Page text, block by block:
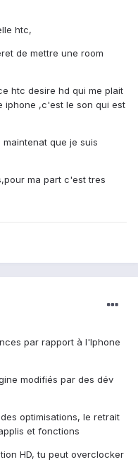
htc,
de mettre une room
htc desire hd qui me plait
iphone ,c'est le son qui est
que je suis
ma part c'est tres
par rapport à l'Iphone
modifiés par des dév
optimisations, le retrait
et fonctions
HD, tu peut overclocker